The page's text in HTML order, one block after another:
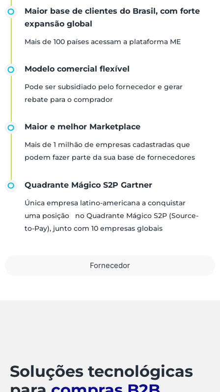
Fornecedor
Maior base de clientes do Brasil, com forte
expansão global
Mais de 100 países acessam a plataforma ME
Modelo comercial flexível
Pode ser subsidiado pelo fornecedor e gerar
rebate para o comprador
Maior e melhor Marketplace
Mais de 1 milhão de empresas cadastradas que
podem fazer parte da sua base de fornecedores
Quadrante Mágico S2P Gartner
Única empresa latino-americana a conquistar
uma posição no Quadrante Mágico S2P (Source-
to-Pay), junto com 10 empresas globais
Soluções tecnológicas